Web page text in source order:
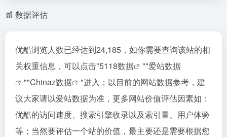
数据评估
优酷浏览人数已经达到24,185，如你需要查询该站的相
关权重信息，可以点击"5118数据 ""爱站数据
""Chinaz数据
"进入；以目前的网站数据参考，建
议大家请以爱站数据为准，更多网站价值评估因素如：
优酷的访问速度、搜索引擎收录以及索引量、用户体验
等；当然要评估一个站的价值，最主要还是需要根据您